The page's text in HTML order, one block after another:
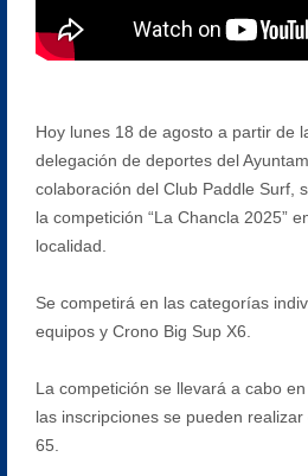
Hoy lunes 18 de agosto a partir de
delegación de deportes del
colaboración del Club Paddle Surf,
la competición “La Chancla 2025”
localidad.
Se competirá en las categorías
equipos y Crono Big Sup X6.
La competición se llevará a cabo
las inscripciones se pueden
65.